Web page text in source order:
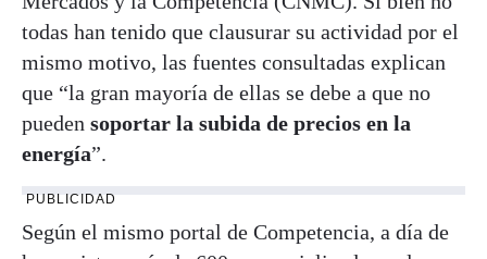
todas han tenido que clausurar su actividad por el
mismo motivo, las fuentes consultadas explican
que “la gran mayoría de ellas se debe a que no
pueden soportar la subida de precios en la
energía”.
PUBLICIDAD
Según el mismo portal de Competencia, a día de